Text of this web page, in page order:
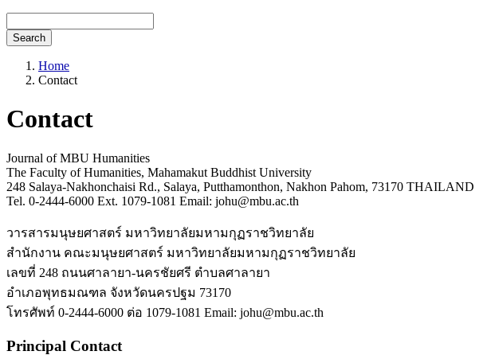
Search
Home
Contact
Contact
Journal of MBU Humanities
The Faculty of Humanities, Mahamakut Buddhist University
248 Salaya-Nakhonchaisi Rd., Salaya, Putthamonthon, Nakhon Pahom, 73170 THAILAND
Tel. 0-2444-6000 Ext. 1079-1081 Email: johu@mbu.ac.th
วารสารมนุษยศาสตร์ มหาวิทยาลัยมหามกุฏราชวิทยาลัย
สำนักงาน คณะมนุษยศาสตร์ มหาวิทยาลัยมหามกุฏราชวิทยาลัย
เลขที่ 248 ถนนศาลายา-นครชัยศรี ตำบลศาลายา
อำเภอพุทธมณฑล จังหวัดนครปฐม 73170
โทรศัพท์ 0-2444-6000 ต่อ 1079-1081 Email: johu@mbu.ac.th
Principal Contact